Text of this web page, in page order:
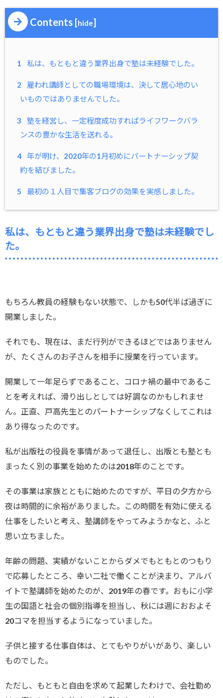
Contents [hide]
1 私は、もともと違う業界出身で塾は未経験でした。
2
雇われ講師としての職場環境は、決して居心地のい
いものではありませんでした。
3
塾を経営し、一定程度成功すればライフワークバラ
ンスの豊かな生活を送れる。
4
年が明け、2020年の1月初めにパートナーシップ契
約を結びました。
5 最初の１人目で集客ブログの効果を実感しました。
私は、もともと違う業界出身で塾は未経験でし
た。
もちろん教員の経験もない状態で、しかも50代半ば過ぎに
開業しました。
それでも、現在は、まだ行列ができるほどではありません
が、たくさんのお子さんを相手に授業を行っています。
開業して一年足らずであること、コロナ禍の最中であるこ
とを考えれば、滑り出しとしては好調なのかもしれませ
ん。正直、戸高先生とのパートナーシップなくしてこれは
あり得なったのです。
私が出版社の役員を事情があって退任し、出版とも塾とも
まったく別の事業を始めたのは2018年のことです。
その事業は家族とともに始めたのですが、平日の夕方から
夜は時間的に余裕がありました。この時間を有効に使える
仕事をしたいと考え、塾講師をやってみようかなと、ふと
思い立ちました。
年齢の問題、実績がないことからダメでもともとのつもり
で応募したところ、幸い二社で働くことが決まり、アルバ
イトで塾講師を始めたのが、2019年の春です。おもに小学
生の国語と社会の個別指導を担当し、秋には週におおよそ
20コマを担当するようになっていました。
子供と接する仕事自体は、とてもやりがいがあり、楽しい
ものでした。
ただし、もともと自由を求めて起業したわけで、会社勤め